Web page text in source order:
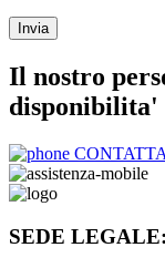
Il nostro
disponibilita'
SEDE LEGALE: